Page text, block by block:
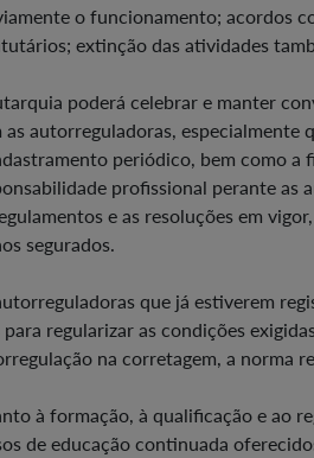
o funcionamento; acordos
extinção das atividades
poderá celebrar e manter
as autorreguladoras, especialmente
periódico, bem como a
profissional perante as
e as resoluções em
segurados.
que já estiverem
para regularizar as condições
na corretagem, a norma
à formação, à qualificação e ao
de educação continuada